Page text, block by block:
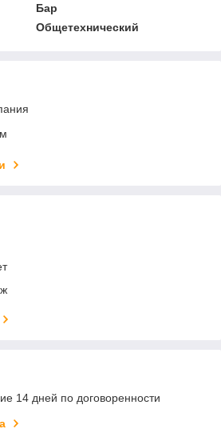
Бар
Общетехнический
14 дней по договоренности